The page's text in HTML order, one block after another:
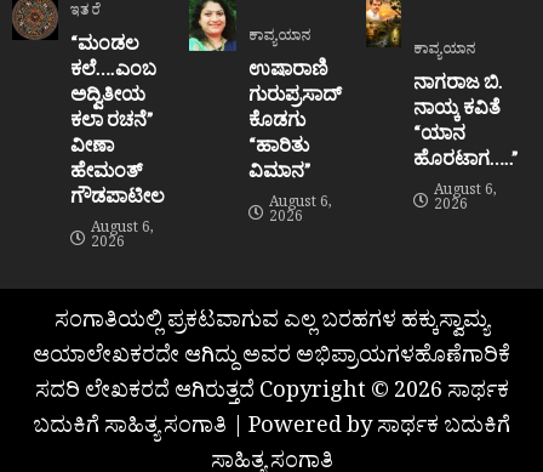
ಇತರೆ
“ಮಂಡಲ
ಕಲೆ….ಎಂಬ
ಅದ್ವಿತೀಯ
ಕಲಾ ರಚನೆ”‌
ವೀಣಾ
ಹೇಮಂತ್‌
ಗೌಡಪಾಟೀಲ
August 6,
2026
ಕಾವ್ಯಯಾನ
ಉಷಾರಾಣಿ
ಗುರುಪ್ರಸಾದ್
ಕೊಡಗು
“ಹಾರಿತು
ವಿಮಾನ”
August 6,
2026
ಕಾವ್ಯಯಾನ
ನಾಗರಾಜ ಬಿ.
ನಾಯ್ಕ ಕವಿತೆ
“ಯಾನ
ಹೊರಟಾಗ…..”
August 6,
2026
ಸಂಗಾತಿಯಲ್ಲಿ ಪ್ರಕಟವಾಗುವ ಎಲ್ಲ ಬರಹಗಳ ಹಕ್ಕುಸ್ವಾಮ್ಯ
ಆಯಾಲೇಖಕರದೇ ಆಗಿದ್ದು ಅವರ ಅಭಿಪ್ರಾಯಗಳಹೊಣೆಗಾರಿಕೆ
ಸದರಿ ಲೇಖಕರದೆ ಆಗಿರುತ್ತದೆ Copyright © 2026 ಸಾರ್ಥಕ
ಬದುಕಿಗೆ ಸಾಹಿತ್ಯ ಸಂಗಾತಿ | Powered by ಸಾರ್ಥಕ ಬದುಕಿಗೆ